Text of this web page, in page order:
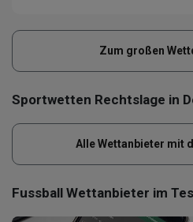
Zum großen
Sportwetten Rechtslage in
Alle Wettanbieter mit
Fussball Wettanbieter im